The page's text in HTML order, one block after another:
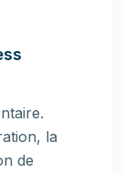
la
de